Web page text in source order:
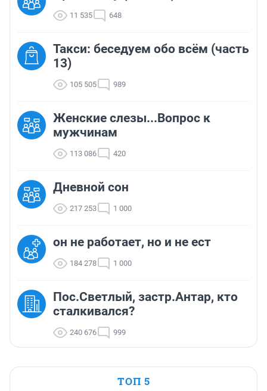
11 535 648
Такси: беседуем обо всём (часть
13)
105 505 989
Женские слезы...Вопрос к
мужчинам
113 086 420
Дневной сон
217 253 1 000
он не работает, но и не ест
184 278 1 000
Пос.Светлый, застр.Антар, кто
сталкивался?
240 676 999
ТОП 5